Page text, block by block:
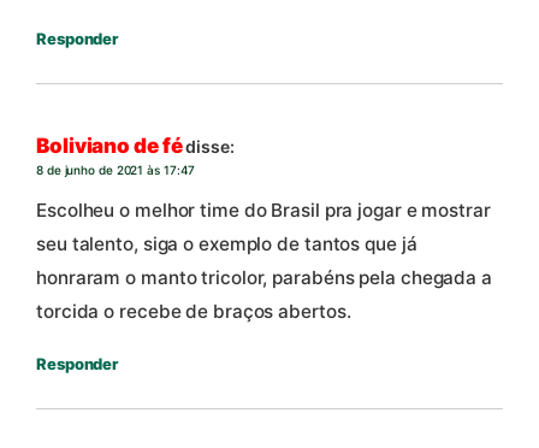
Responder
Boliviano de fédisse:
8 de junho de 2021 às 17:47
Escolheu o melhor time do Brasil pra jogar e mostrar
seu talento, siga o exemplo de tantos que já
honraram o manto tricolor, parabéns pela chegada a
torcida o recebe de braços abertos.
Responder